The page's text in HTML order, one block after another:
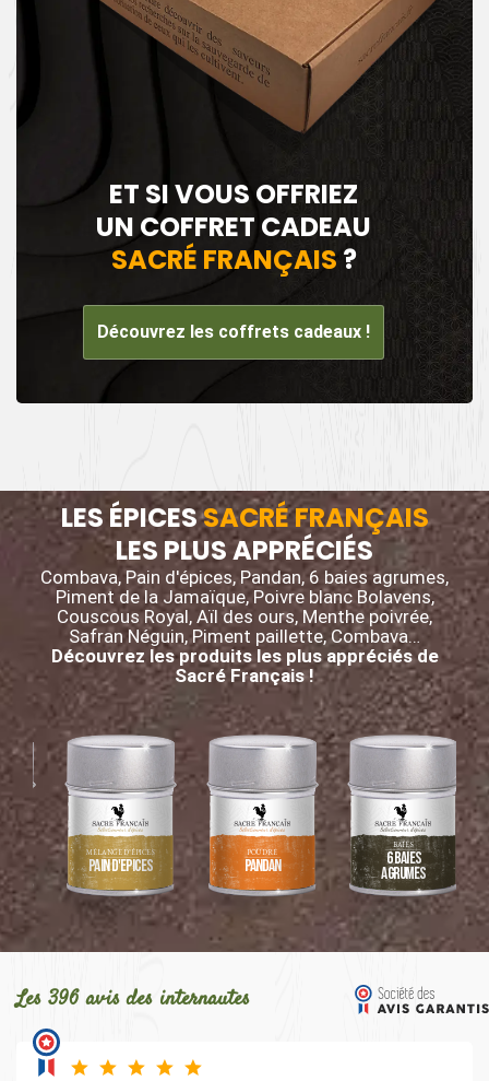
ET SI VOUS OFFRIEZ
UN COFFRET CADEAU
SACRÉ FRANÇAIS ?
Découvrez les coffrets cadeaux !
LES ÉPICESSACRÉ FRANÇAIS
LES PLUS APPRÉCIÉS
Combava, Pain d'épices, Pandan, 6 baies agrumes,
Piment de la Jamaïque, Poivre blanc Bolavens,
Couscous Royal, Aïl des ours, Menthe poivrée,
Safran Néguin, Piment paillette, Combava…
Découvrez les produits les plus appréciés de
Sacré Français !
MÉLANGE D’ÉPICES
Pain d'épices
POUDRE
Pandan
BAIES
6 baies
agrumes
Les 396 avis des internautes